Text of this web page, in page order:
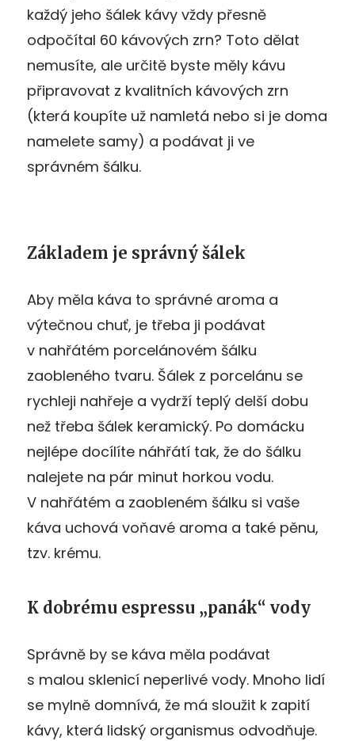
každý jeho šálek kávy vždy přesně
odpočítal 60 kávových zrn? Toto dělat
nemusíte, ale určitě byste měly kávu
připravovat z kvalitních kávových zrn
(která koupíte už namletá nebo si je doma
namelete samy) a podávat ji ve
správném šálku.
Základem je správný šálek
Aby měla káva to správné aroma a
výtečnou chuť, je třeba ji podávat
v nahřátém porcelánovém šálku
zaobleného tvaru. Šálek z porcelánu se
rychleji nahřeje a vydrží teplý delší dobu
než třeba šálek keramický. Po domácku
nejlépe docílíte náhřátí tak, že do šálku
nalejete na pár minut horkou vodu.
V nahřátém a zaobleném šálku si vaše
káva uchová voňavé aroma a také pěnu,
tzv. krému.
K dobrému espressu „panák“ vody
Správně by se káva měla podávat
s malou sklenicí neperlivé vody. Mnoho lidí
se mylně domnívá, že má sloužit k zapití
kávy, která lidský organismus odvodňuje.